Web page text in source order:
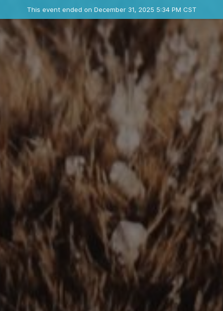
INFO
This event ended on December 31, 2025 5:34 PM CST